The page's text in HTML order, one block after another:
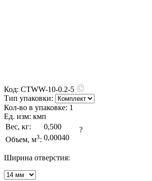
Код: CTWW-10-0.2-5
Тип упаковки:
Кол-во в упаковке: 1
Ед. изм: кмп
Вес, кг:
0,500
Объем, м3: 0,00040
?
Ширина отверстия: